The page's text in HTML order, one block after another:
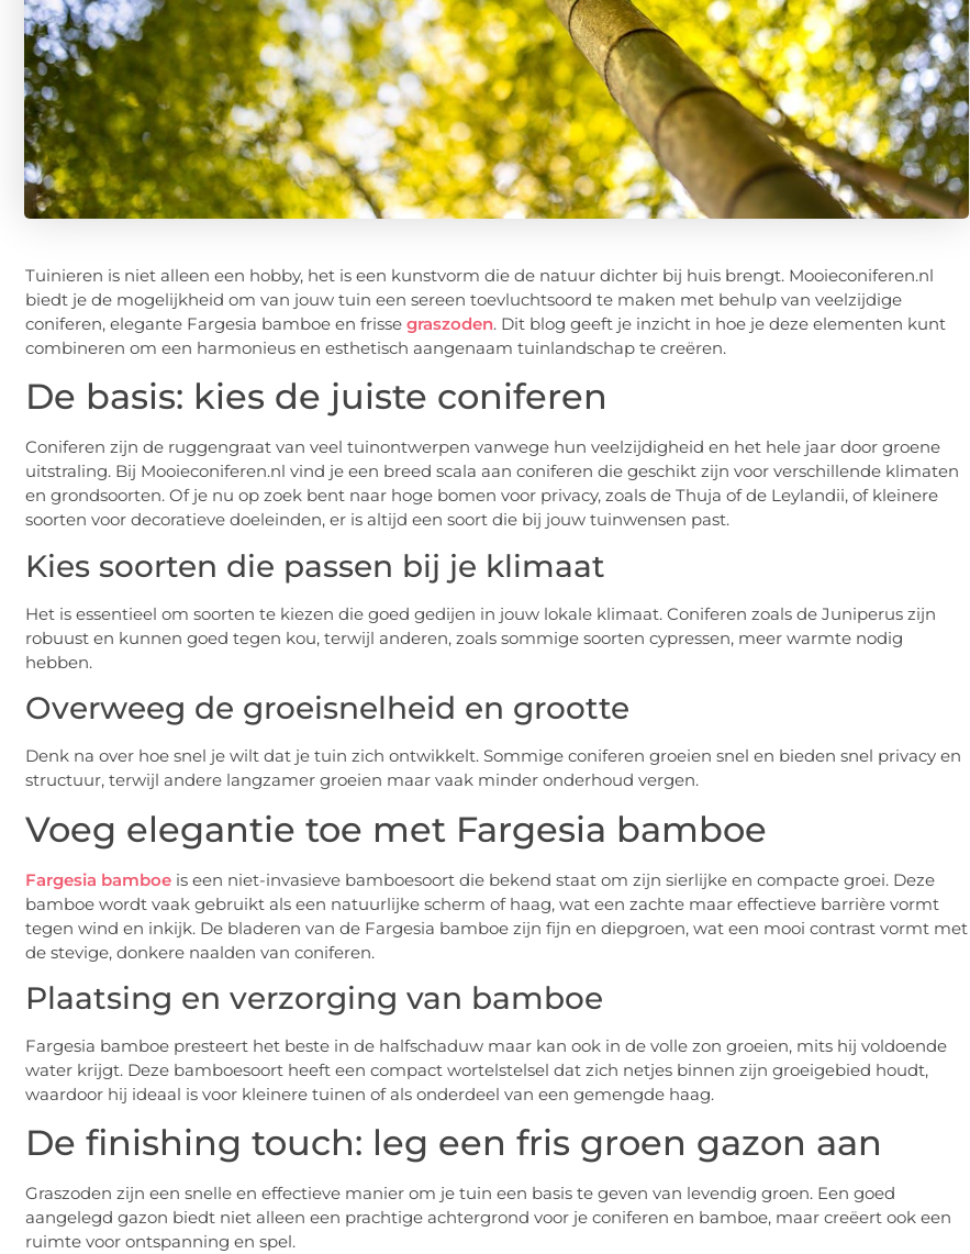
Tuinieren is niet alleen een hobby, het is een kunstvorm die de natuur dichter bij huis brengt. Mooieconiferen.nl
biedt je de mogelijkheid om van jouw tuin een sereen toevluchtsoord te maken met behulp van veelzijdige
coniferen, elegante Fargesia bamboe en frisse graszoden. Dit blog geeft je inzicht in hoe je deze elementen kunt
combineren om een harmonieus en esthetisch aangenaam tuinlandschap te creëren.
De basis: kies de juiste coniferen
Coniferen zijn de ruggengraat van veel tuinontwerpen vanwege hun veelzijdigheid en het hele jaar door groene
uitstraling. Bij Mooieconiferen.nl vind je een breed scala aan coniferen die geschikt zijn voor verschillende klimaten
en grondsoorten. Of je nu op zoek bent naar hoge bomen voor privacy, zoals de Thuja of de Leylandii, of kleinere
soorten voor decoratieve doeleinden, er is altijd een soort die bij jouw tuinwensen past.
Kies soorten die passen bij je klimaat
Het is essentieel om soorten te kiezen die goed gedijen in jouw lokale klimaat. Coniferen zoals de Juniperus zijn
robuust en kunnen goed tegen kou, terwijl anderen, zoals sommige soorten cypressen, meer warmte nodig
hebben.
Overweeg de groeisnelheid en grootte
Denk na over hoe snel je wilt dat je tuin zich ontwikkelt. Sommige coniferen groeien snel en bieden snel privacy en
structuur, terwijl andere langzamer groeien maar vaak minder onderhoud vergen.
Voeg elegantie toe met Fargesia bamboe
Fargesia bamboe is een niet-invasieve bamboesoort die bekend staat om zijn sierlijke en compacte groei. Deze
bamboe wordt vaak gebruikt als een natuurlijke scherm of haag, wat een zachte maar effectieve barrière vormt
tegen wind en inkijk. De bladeren van de Fargesia bamboe zijn fijn en diepgroen, wat een mooi contrast vormt met
de stevige, donkere naalden van coniferen.
Plaatsing en verzorging van bamboe
Fargesia bamboe presteert het beste in de halfschaduw maar kan ook in de volle zon groeien, mits hij voldoende
water krijgt. Deze bamboesoort heeft een compact wortelstelsel dat zich netjes binnen zijn groeigebied houdt,
waardoor hij ideaal is voor kleinere tuinen of als onderdeel van een gemengde haag.
De finishing touch: leg een fris groen gazon aan
Graszoden zijn een snelle en effectieve manier om je tuin een basis te geven van levendig groen. Een goed
aangelegd gazon biedt niet alleen een prachtige achtergrond voor je coniferen en bamboe, maar creëert ook een
ruimte voor ontspanning en spel.